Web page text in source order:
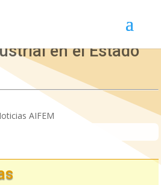
en la instalación
en el Estado
AIFEM